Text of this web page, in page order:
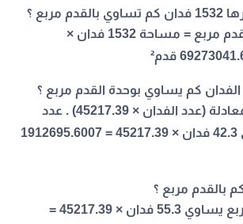
؟
المساحة بالقدم مربع = مساحة 1532 فدان ×
بإستخدام المعادلة (عدد الفدان × 45217.39) . عدد
القدم مربع يساوي 42.3 فدان × 45217.39 = 1912695.6007
عدد القدم مربع يساوي 55.3 فدان × 45217.39 =